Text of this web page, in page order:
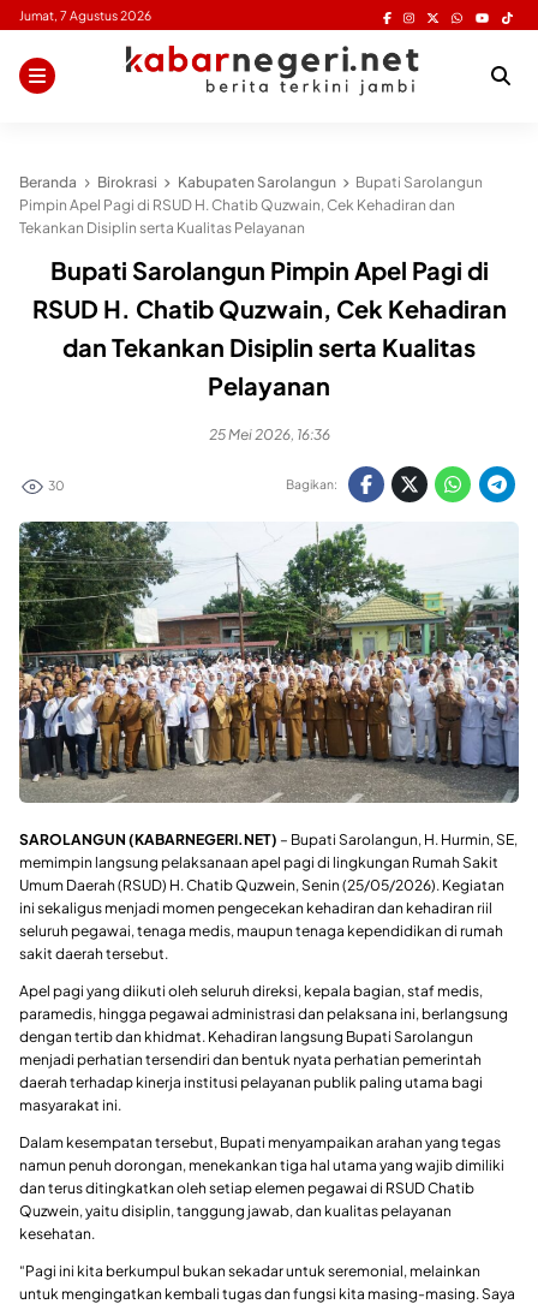
Skip
content
Jumat, 7 Agustus 2026
Beranda Birokrasi Kabupaten Sarolangun
Bupati Sarolangun
Pimpin Apel Pagi di RSUD H. Chatib Quzwain, Cek Kehadiran dan
Tekankan Disiplin serta Kualitas Pelayanan
Bupati Sarolangun Pimpin Apel Pagi di
RSUD H. Chatib Quzwain, Cek Kehadiran
dan Tekankan Disiplin serta Kualitas
Pelayanan
25 Mei 2026, 16:36
30 Bagikan:
SAROLANGUN (KABARNEGERI.NET) – Bupati Sarolangun, H. Hurmin, SE,
memimpin langsung pelaksanaan apel pagi di lingkungan Rumah Sakit
Umum Daerah (RSUD) H. Chatib Quzwein, Senin (25/05/2026). Kegiatan
ini sekaligus menjadi momen pengecekan kehadiran dan kehadiran riil
seluruh pegawai, tenaga medis, maupun tenaga kependidikan di rumah
sakit daerah tersebut.
Apel pagi yang diikuti oleh seluruh direksi, kepala bagian, staf medis,
paramedis, hingga pegawai administrasi dan pelaksana ini, berlangsung
dengan tertib dan khidmat. Kehadiran langsung Bupati Sarolangun
menjadi perhatian tersendiri dan bentuk nyata perhatian pemerintah
daerah terhadap kinerja institusi pelayanan publik paling utama bagi
masyarakat ini.
Dalam kesempatan tersebut, Bupati menyampaikan arahan yang tegas
namun penuh dorongan, menekankan tiga hal utama yang wajib dimiliki
dan terus ditingkatkan oleh setiap elemen pegawai di RSUD Chatib
Quzwein, yaitu disiplin, tanggung jawab, dan kualitas pelayanan
kesehatan.
“Pagi ini kita berkumpul bukan sekadar untuk seremonial, melainkan
untuk mengingatkan kembali tugas dan fungsi kita masing-masing. Saya